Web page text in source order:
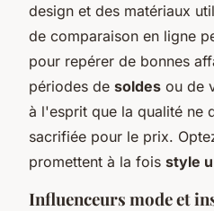
design et des matériaux
de comparaison en ligne
pour repérer de bonnes
périodes de soldes ou de
à l'esprit que la qualité ne
sacrifiée pour le prix.
promettent à la fois style
Influenceurs mode et